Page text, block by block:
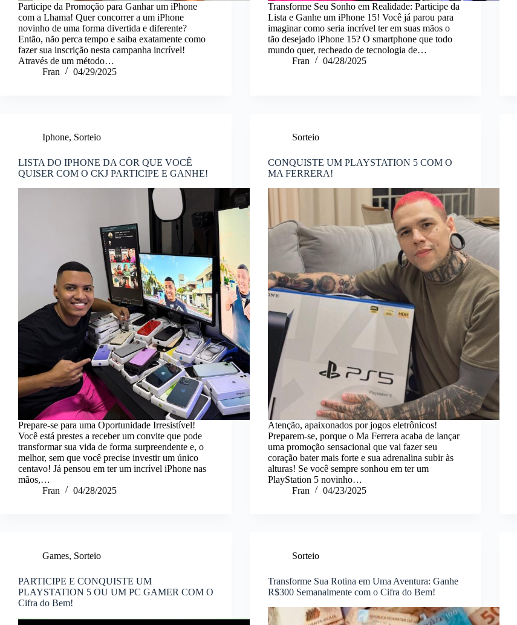
Participe da Promoção para Ganhar um iPhone
com a Lhama! Quer concorrer a um iPhone
novinho de uma forma divertida e diferente?
Então, não perca tempo e saiba exatamente como
fazer sua inscrição nesta campanha incrível!
Através de um método…
Fran
04/29/2025
Transforme Seu Sonho em Realidade: Participe da
Lista e Ganhe um iPhone 15! Você já parou para
imaginar como seria incrível ter em suas mãos o
tão desejado iPhone 15? O smartphone que todo
mundo quer, recheado de tecnologia de…
Fran
04/28/2025
Iphone, Sorteio
LISTA DO IPHONE DA COR QUE VOCÊ
QUISER COM O CKJ PARTICIPE E GANHE!
Prepare-se para uma Oportunidade Irresistível!
Você está prestes a receber um convite que pode
transformar sua vida de forma surpreendente e, o
melhor, sem que você precise investir um único
centavo! Já pensou em ter um incrível iPhone nas
mãos,…
Fran
04/28/2025
Sorteio
CONQUISTE UM PLAYSTATION 5 COM O
MA FERRERA!
Atenção, apaixonados por jogos eletrônicos!
Preparem-se, porque o Ma Ferrera acaba de lançar
uma promoção sensacional que vai fazer seu
coração bater mais forte e sua adrenalina subir às
alturas! Se você sempre sonhou em ter um
PlayStation 5 novinho…
Fran
04/23/2025
Games, Sorteio
PARTICIPE E CONQUISTE UM
PLAYSTATION 5 OU UM PC GAMER COM O
Cifra do Bem!
Sorteio
Transforme Sua Rotina em Uma Aventura: Ganhe
R$300 Semanalmente com o Cifra do Bem!